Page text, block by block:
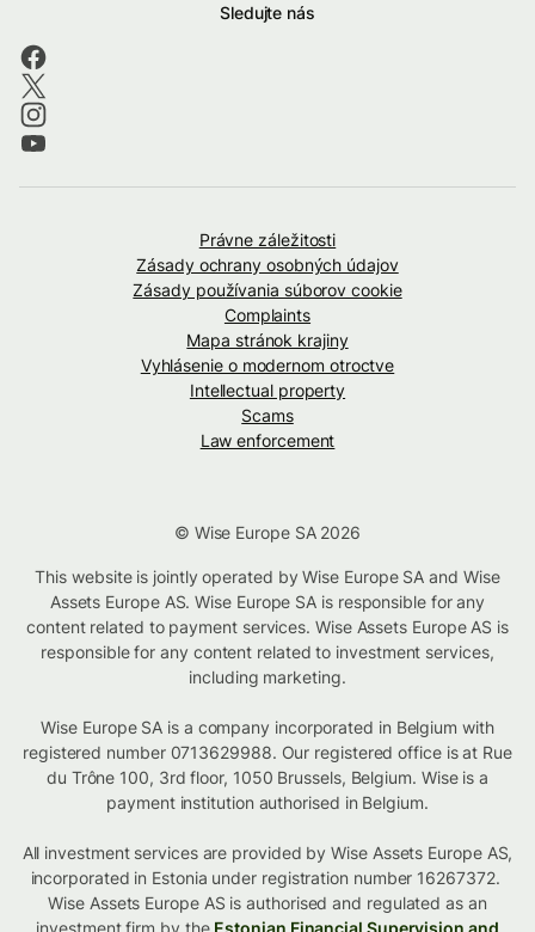
Sledujte nás
Právne záležitosti
Zásady ochrany osobných údajov
Zásady používania súborov cookie
Complaints
Mapa stránok krajiny
Vyhlásenie o modernom otroctve
Intellectual property
Scams
Law enforcement
© Wise Europe SA 2026
This website is jointly operated by Wise Europe SA and Wise
Assets Europe AS. Wise Europe SA is responsible for any
content related to payment services. Wise Assets Europe AS is
responsible for any content related to investment services,
including marketing.
Wise Europe SA is a company incorporated in Belgium with
registered number 0713629988. Our registered office is at Rue
du Trône 100, 3rd floor, 1050 Brussels, Belgium. Wise is a
payment institution authorised in Belgium.
All investment services are provided by Wise Assets Europe AS,
incorporated in Estonia under registration number 16267372.
Wise Assets Europe AS is authorised and regulated as an
investment firm by the Estonian Financial Supervision and